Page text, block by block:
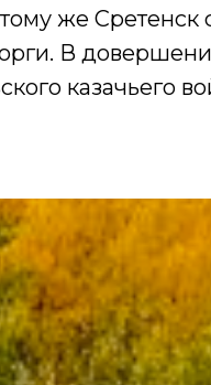
же Сретенск
В
казачьего